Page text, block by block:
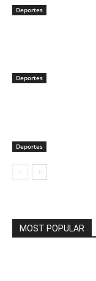
Deportes
Deportes
Deportes
MOST POPULAR